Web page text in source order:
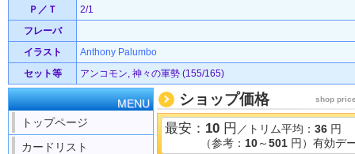
Ｐ／Ｔ
2/1
フレーバ
イラスト
Anthony Palumbo
セット等
アンコモン, 神々の軍勢 (155/165)
MENU
トップページ
カードリスト
ショップ価格 shop
最安： 10 円 ／トリム平均： 36 円
（参考： 10～501 円）有効デ